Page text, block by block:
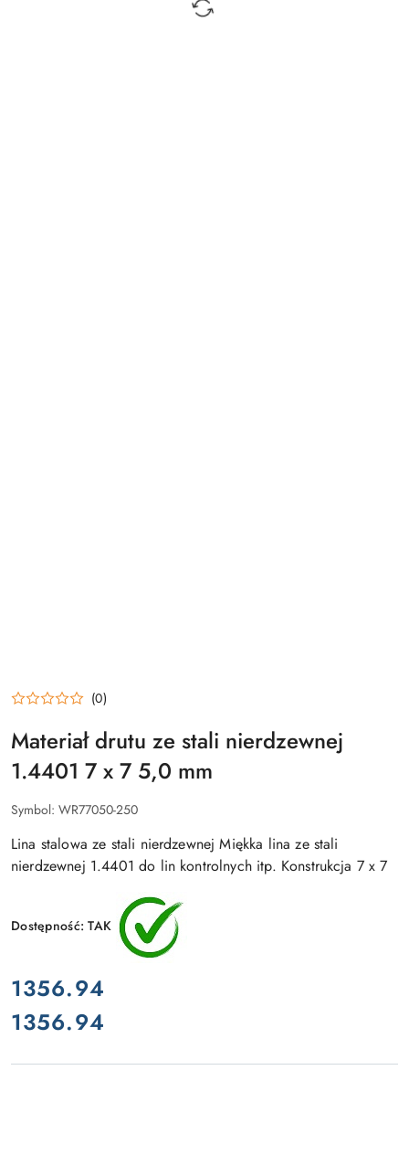
(0)
Materiał drutu ze stali nierdzewnej
1.4401 7 x 7 5,0 mm
Symbol: WR77050-250
Lina stalowa ze stali nierdzewnej Miękka lina ze stali
nierdzewnej 1.4401 do lin kontrolnych itp. Konstrukcja 7 x 7
Dostępność:TAK
cena:
1356.94
Cena:
1356.94